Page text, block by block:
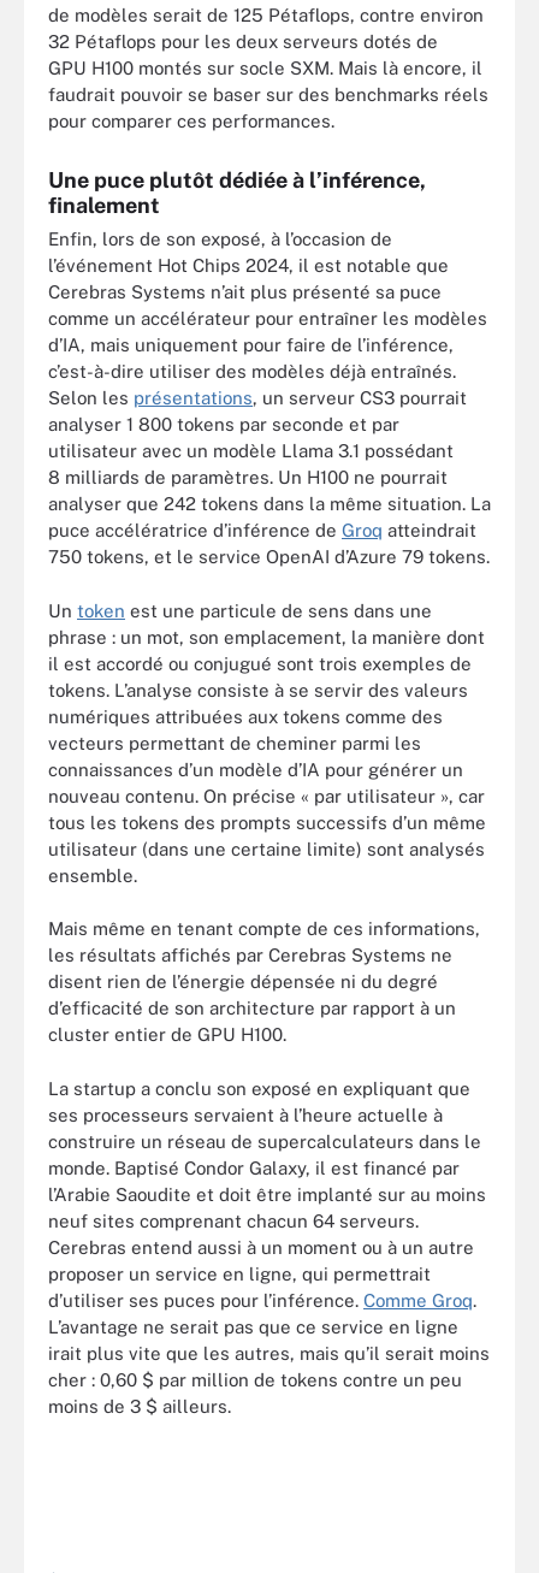
de modèles serait de 125 Pétaflops, contre environ
32 Pétaflops pour les deux serveurs dotés de
GPU H100 montés sur socle SXM. Mais là encore, il
faudrait pouvoir se baser sur des benchmarks réels
pour comparer ces performances.
Une puce plutôt dédiée à l’inférence,
finalement
Enfin, lors de son exposé, à l’occasion de
l’événement Hot Chips 2024, il est notable que
Cerebras Systems n’ait plus présenté sa puce
comme un accélérateur pour entraîner les modèles
d’IA, mais uniquement pour faire de l’inférence,
c’est-à-dire utiliser des modèles déjà entraînés.
Selon les présentations, un serveur CS3 pourrait
analyser 1 800 tokens par seconde et par
utilisateur avec un modèle Llama 3.1 possédant
8 milliards de paramètres. Un H100 ne pourrait
analyser que 242 tokens dans la même situation. La
puce accélératrice d’inférence de Groq atteindrait
750 tokens, et le service OpenAI d’Azure 79 tokens.
Un token est une particule de sens dans une
phrase : un mot, son emplacement, la manière dont
il est accordé ou conjugué sont trois exemples de
tokens. L’analyse consiste à se servir des valeurs
numériques attribuées aux tokens comme des
vecteurs permettant de cheminer parmi les
connaissances d’un modèle d’IA pour générer un
nouveau contenu. On précise « par utilisateur », car
tous les tokens des prompts successifs d’un même
utilisateur (dans une certaine limite) sont analysés
ensemble.
Mais même en tenant compte de ces informations,
les résultats affichés par Cerebras Systems ne
disent rien de l’énergie dépensée ni du degré
d’efficacité de son architecture par rapport à un
cluster entier de GPU H100.
La startup a conclu son exposé en expliquant que
ses processeurs servaient à l’heure actuelle à
construire un réseau de supercalculateurs dans le
monde. Baptisé Condor Galaxy, il est financé par
l’Arabie Saoudite et doit être implanté sur au moins
neuf sites comprenant chacun 64 serveurs.
Cerebras entend aussi à un moment ou à un autre
proposer un service en ligne, qui permettrait
d’utiliser ses puces pour l’inférence. Comme Groq.
L’avantage ne serait pas que ce service en ligne
irait plus vite que les autres, mais qu’il serait moins
cher : 0,60 $ par million de tokens contre un peu
moins de 3 $ ailleurs.